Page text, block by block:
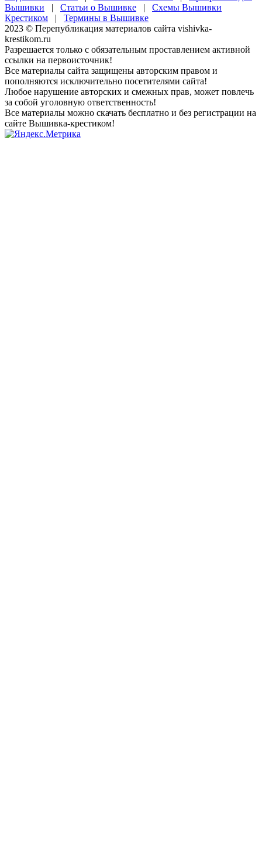
Вышивки | Статьи о Вышивке | Схемы Вышивки
Крестиком | Термины в Вышивке
2023 © Перепубликация материалов сайта vishivka-
krestikom.ru
Разрешается только с обязательным проставлением активной
ссылки на первоисточник!
Все материалы сайта защищены авторским правом и
пополняются исключительно посетителями сайта!
Любое нарушение авторских и смежных прав, может повлечь
за собой уголовную ответственность!
Все материалы можно скачать бесплатно и без регистрации на
сайте Вышивка-крестиком!